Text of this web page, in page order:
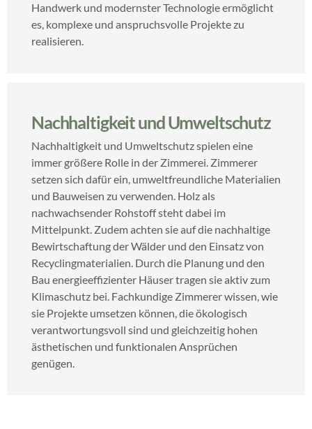
Handwerk und modernster Technologie ermöglicht
es, komplexe und anspruchsvolle Projekte zu
realisieren.
Nachhaltigkeit und Umweltschutz
Nachhaltigkeit und Umweltschutz spielen eine
immer größere Rolle in der Zimmerei. Zimmerer
setzen sich dafür ein, umweltfreundliche Materialien
und Bauweisen zu verwenden. Holz als
nachwachsender Rohstoff steht dabei im
Mittelpunkt. Zudem achten sie auf die nachhaltige
Bewirtschaftung der Wälder und den Einsatz von
Recyclingmaterialien. Durch die Planung und den
Bau energieeffizienter Häuser tragen sie aktiv zum
Klimaschutz bei. Fachkundige Zimmerer wissen, wie
sie Projekte umsetzen können, die ökologisch
verantwortungsvoll sind und gleichzeitig hohen
ästhetischen und funktionalen Ansprüchen
genügen.